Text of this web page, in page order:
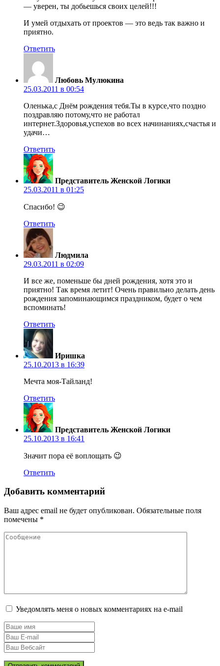
— уверен, ты добьешься своих целей!!!
И умей отдыхать от проектов — это ведь так важно и
приятно.
Ответить
Любовь Мулюкина
25.03.2011 в 00:54
Оленька,с Днём рождения тебя.Ты в курсе,что поздно
поздравляю потому,что не работал
интернет.Здоровья,успехов во всех начинаниях,счастья и
удачи…
Ответить
Представитель Женской Логики
25.03.2011 в 01:25
Спасибо! 😉
Ответить
Людмила
29.03.2011 в 02:09
И все же, поменьше бы дней рождения, хотя это и
приятно! Так время летит! Очень правильно делать день
рождения запоминающимся праздником, будет о чем
вспоминать!
Ответить
Иришка
25.10.2013 в 16:39
Мечта моя-Тайланд!
Ответить
Представитель Женской Логики
25.10.2013 в 16:41
Значит пора её воплощать 😉
Ответить
Добавить комментарий
Ваш адрес email не будет опубликован. Обязательные поля
помечены *
Уведомлять меня о новых комментариях на e-mail